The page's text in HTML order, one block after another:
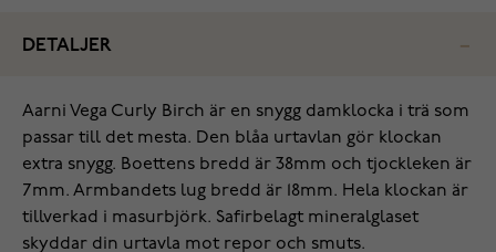
DETALJER
Aarni Vega Curly Birch är en snygg damklocka i trä som
passar till det mesta. Den blåa urtavlan gör klockan
extra snygg. Boettens bredd är 38mm och tjockleken är
7mm. Armbandets lug bredd är 18mm. Hela klockan är
tillverkad i masurbjörk. Safirbelagt mineralglaset
skyddar din urtavla mot repor och smuts.